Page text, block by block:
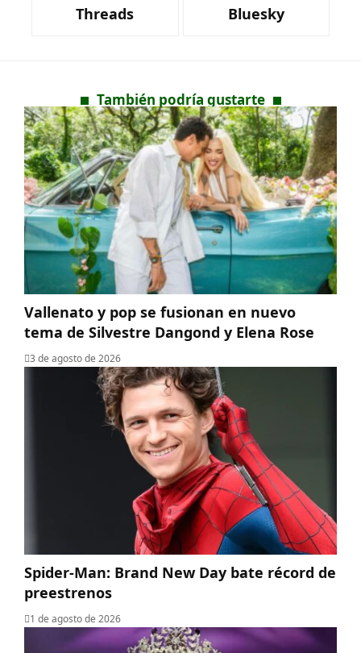
Threads Bluesky
También podría gustarte
Vallenato y pop se fusionan en nuevo
tema de Silvestre Dangond y Elena Rose
3 de agosto de 2026
Spider-Man: Brand New Day bate récord de
preestrenos
1 de agosto de 2026